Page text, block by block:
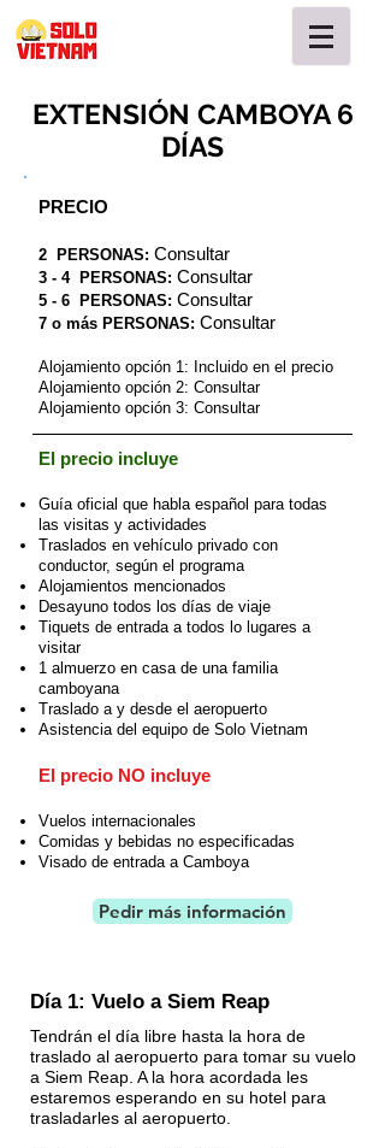
EXTENSIÓN CAMBOYA 6
DÍAS
PRECIO
2 PERSONAS: Consultar
3 - 4 PERSONAS: Consultar
5 - 6 PERSONAS: Consultar
7 o más PERSONAS: Consultar
Alojamiento opción 1: Incluido en el precio
Alojamiento opción 2: Consultar
Alojamiento opción 3: Consultar
El precio incluye
Guía oficial que habla español para todas
las visitas y actividades
Traslados en vehículo privado con
conductor, según el programa
Alojamientos mencionados
Desayuno todos los días de viaje
Tiquets de entrada a todos lo lugares a
visitar
1 almuerzo en casa de una familia
camboyana
Traslado a y desde el aeropuerto
Asistencia del equipo de Solo Vietnam
El precio NO incluye
Vuelos internacionales
Comidas y bebidas no especificadas
Visado de entrada a Camboya
Pedir más información
Día 1: Vuelo a Siem Reap
Tendrán el día libre hasta la hora de
traslado al aeropuerto para tomar su vuelo
a Siem Reap. A la hora acordada les
estaremos esperando en su hotel para
trasladarles al aeropuerto.